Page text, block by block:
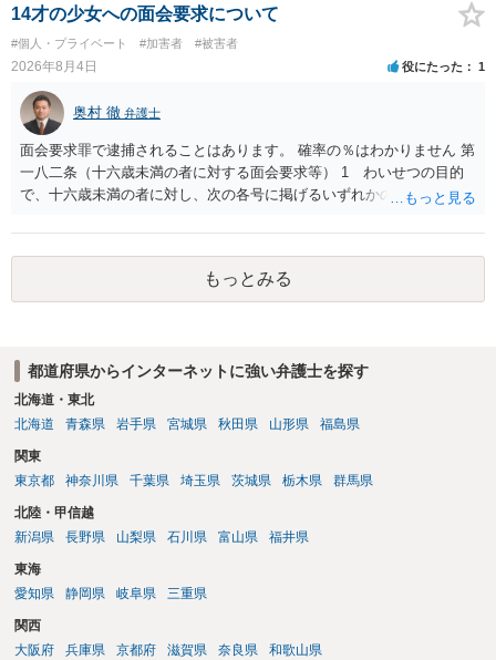
般論として抽象化されて回答に織り込まれる可能性が生じるにすぎま
せんので、その情報自体が、秘密情報に当たるとは思えませんし、名
誉棄損として、個人や会社に対する誹謗中傷の不特定多数への公開に
当たるとも思われません。 もちろん、誰がその内容をｃｈａｔｇｐｔ
に入力したかも第三者にしられることはないので、個人や会社の特定
をせずに書き込んだことで（おそらく特定して書き込んだとして
も）、相談者さんが刑事民事の責任に問われることはないでしょう。
私見ながらご参考まで。
14才の少女への面会要求について
#個人・プライベート #加害者 #被害者
2026年8月4日 役にたった 1
奥村 徹 弁護士
面会要求罪で逮捕されることはあります。 確率の％はわかりません 第
一八二条（十六歳未満の者に対する面会要求等） 1 わいせつの目的
で、十六歳未満の者に対し、次の各号に掲げるいずれかの行為をした
が生まれた日より五年以上前の日に生まれた者に限る。）は、一年以
下の拘禁刑又は五十万円以下の罰金に処する。 一 威迫し、偽計を用
い又は誘惑して面会を要求すること。 二 拒まれたにもかかわらず、
反復して面会を要求すること。 三 金銭その他の利益を供与し、又は
二年以下の拘禁刑又は百万円以下の罰金に処する。
もっとみる
都道府県からインターネットに強い弁護士を探す
北海道・東北
北海道
青森県 岩手県 宮城県 秋田県 山形県 福島県
関東
東京都
神奈川県 千葉県 埼玉県 茨城県 栃木県 群馬県
北陸・甲信越
新潟県
長野県 山梨県 石川県 富山県 福井県
東海
愛知県
静岡県 岐阜県 三重県
関西
大阪府
兵庫県 京都府 滋賀県 奈良県 和歌山県